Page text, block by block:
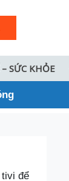
– SỨC KHỎE
để